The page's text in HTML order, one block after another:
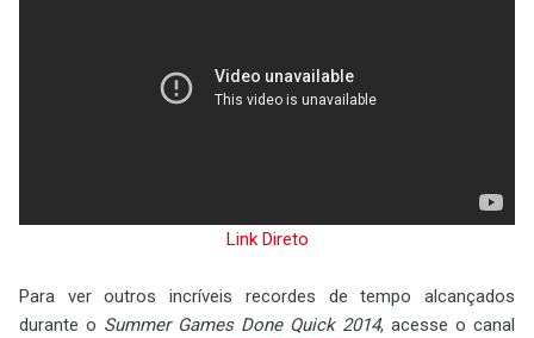
Link Direto
Para ver outros incríveis recordes de tempo alcançados
durante o Summer Games Done Quick 2014, acesse o canal